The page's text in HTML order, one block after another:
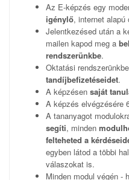
Az E-képzés egy
igénylő, internet
Jelentkezésed után a
mailen kapod meg a
rendszerünkbe.
Oktatási
tandíjbefizetéseidet.
A képzésen saját
A képzés elvégzésére
A tananyagot
segíti, minden
felteheted a
egyben látod a többi
válaszokat is.
Minden modul végén -